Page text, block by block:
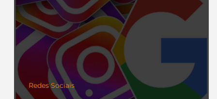
Redes Sociais